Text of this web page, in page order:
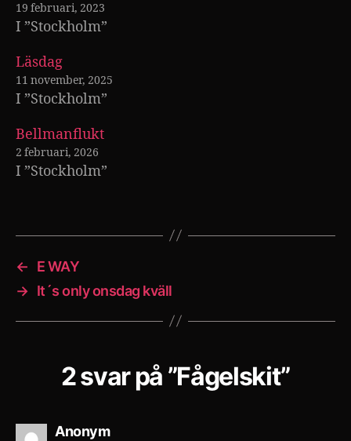
19 februari, 2023
I ”Stockholm”
Läsdag
11 november, 2025
I ”Stockholm”
Bellmanflukt
2 februari, 2026
I ”Stockholm”
←
E WAY
→ It´s only onsdag kväll
2 svar på ”Fågelskit”
Anonymsäger: